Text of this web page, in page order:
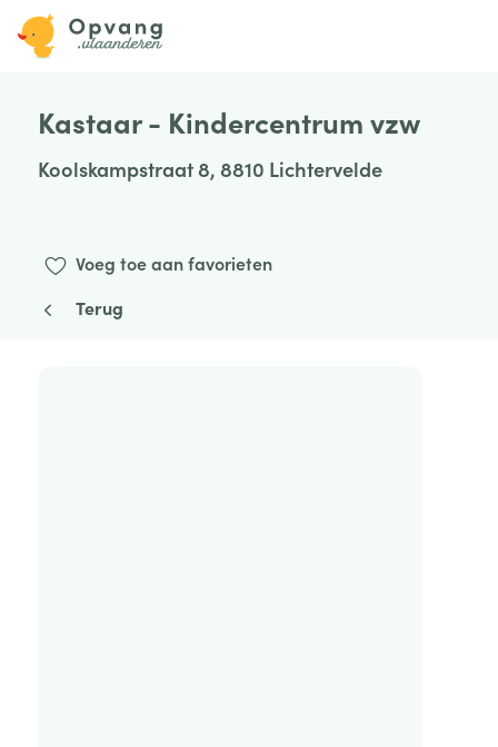
Kastaar - Kindercentrum vzw
Koolskampstraat 8, 8810 Lichtervelde
Voeg toe aan favorieten
Terug